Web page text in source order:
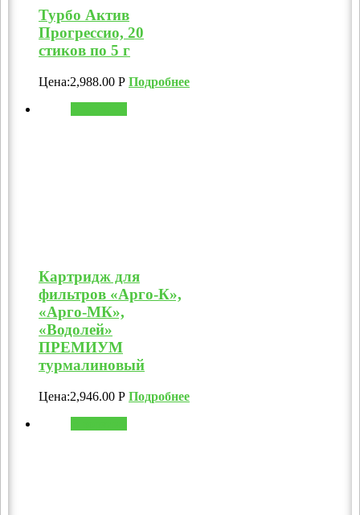
Турбо Актив
Прогрессио, 20
стиков по 5 г
Цена:2,988.00 Р Подробнее
Картридж для
фильтров «Арго-К»,
«Арго-МК»,
«Водолей»
ПРЕМИУМ
турмалиновый
Цена:2,946.00 Р Подробнее